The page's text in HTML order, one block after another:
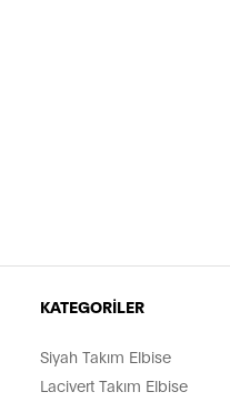
KATEGORİLER
Siyah Takım Elbise
Lacivert Takım Elbise